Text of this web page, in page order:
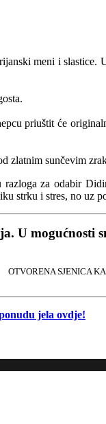
meni i slastice.
priuštit će
zlatnim sunčevim
za odabir
strku i stres, no uz
U mogućnosti
OTVORENA SJENICA
jela ovdje!